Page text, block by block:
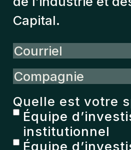
Capital.
Courriel
Compagnie
Quelle est votre
Équipe
institutionnel
Équipe